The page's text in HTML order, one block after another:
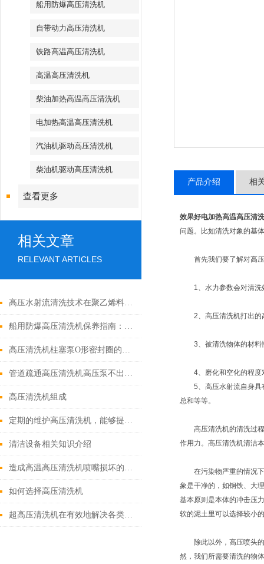
船用防爆高压清洗机
自带动力高压清洗机
铁路高温高压清洗机
高温高压清洗机
柴油加热高温高压清洗机
电加热高温高压清洗机
汽油机驱动高压清洗机
柴油机驱动高压清洗机
查看更多
相关文章
RELEVANT ARTICLES
高压水射流清洗技术在聚乙烯料仓清洗中的工艺优缺点介绍
船用防爆高压清洗机保养指南：简单几步，让设备多扛几年
高压清洗机柱塞泵O形密封圈的配方设计
管道疏通高压清洗机高压泵不出水原因分析
高压清洗机组成
定期的维护高压清洗机，能够提高使用寿命并排除故障
清洁设备相关知识介绍
造成高温高压清洗机喷嘴损坏的原因
如何选择高压清洗机
超高压清洗机在有效地解决各类复杂污渍问题方面具有明显优势
产品介绍 相
效果好电加热高温高压清
问题。比如清洗对象的基
首先我们要了解对高压
1、水力参数会对清洗
2、高压清洗机打出的
3、被清洗物体的材料
4、磨化和空化的程度
5、高压水射流自身具有
总和等等。
高压清洗机的清洗过程
作用力。高压清洗机清洁
在污染物严重的情况下
象是干净的，如钢铁、大
基本原则是本体的冲击压
软的泥土里可以选择较小
除此以外，高压喷头的
然，我们所需要清洗的物